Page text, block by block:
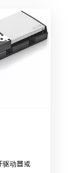
驱动器或